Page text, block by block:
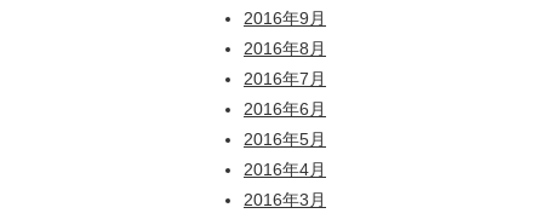
2016年9月
2016年8月
2016年7月
2016年6月
2016年5月
2016年4月
2016年3月